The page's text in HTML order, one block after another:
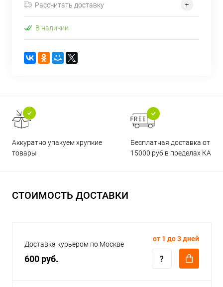
Рассчитать доставку
В наличии
Аккуратно упакуем хрупкие
товары
Бесплатная доставка от
15000 руб в пределах КАД
СТОИМОСТЬ ДОСТАВКИ
Доставка курьером по Москве
600 руб.
от 1 до 3 дней